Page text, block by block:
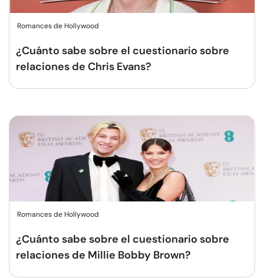
Romances de Hollywood
¿Cuánto sabe sobre el cuestionario sobre
relaciones de Chris Evans?
Romances de Hollywood
¿Cuánto sabe sobre el cuestionario sobre
relaciones de Millie Bobby Brown?